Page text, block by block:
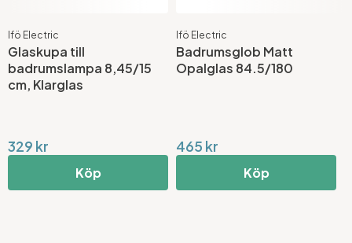
Ifö Electric
Glaskupa till
badrumslampa 8,45/15
cm, Klarglas
329 kr
Köp
Ifö Electric
Badrumsglob Matt
Opalglas 84.5/180
465 kr
Köp